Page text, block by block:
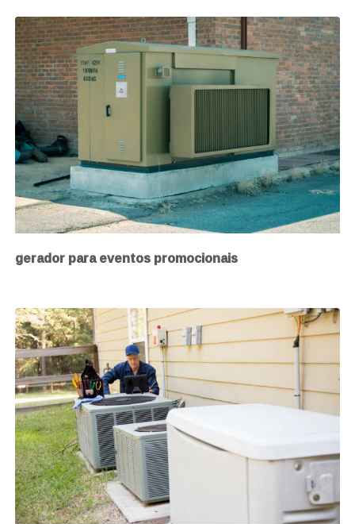
gerador para eventos promocionais